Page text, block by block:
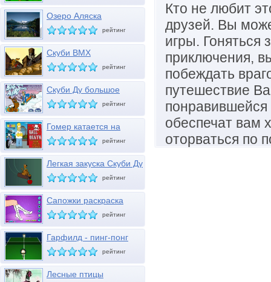
Кто не любит
друзей. Вы
игры. Гоняться
приключения,
побеждать
путешествие
обеспечат вам
оторваться по
Озеро Аляска
рейтинг
Скуби BMX
рейтинг
Скуби Ду большое
снежное шоу
рейтинг
Гомер катается на
мотоцикле
рейтинг
Легкая закуска Скуби Ду
рейтинг
Сапожки раскраска
рейтинг
Гарфилд - пинг-понг
рейтинг
Лесные птицы